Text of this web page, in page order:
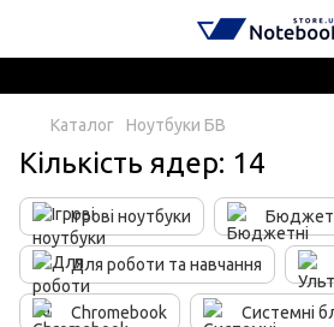
Каталог Ноутбуки БВ
Кількість ядер: 14
Ігрові ноутбуки
Для роботи та навчання
Chromebook Системні